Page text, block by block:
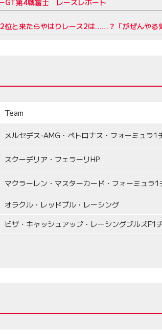
GT第4戦富士 レースレポート
位と来たらやはりレース2は……？「がぜんやる
Team
メルセデス-AMG・ペトロナス・フォーミュラ1
スクーデリア・フェラーリHP
マクラーレン・マスターカード・フォーミュラ1
オラクル・レッドブル・レーシング
ビザ・キャッシュアップ・レーシングブルズF1